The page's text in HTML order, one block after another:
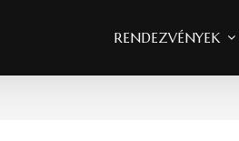
RENDEZVÉNYEK